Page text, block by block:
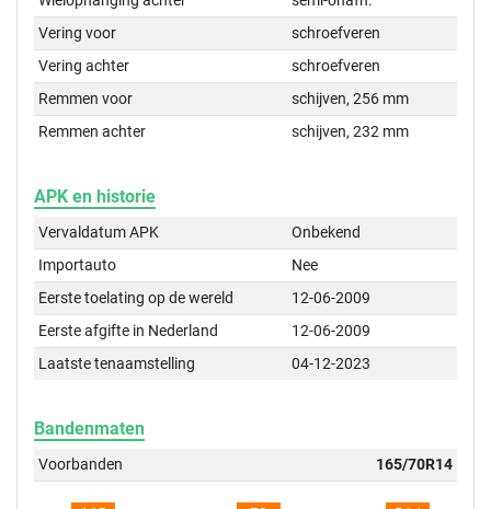
Vering voor
schroefveren
Vering achter
schroefveren
Remmen voor
schijven, 256 mm
Remmen achter
schijven, 232 mm
APK en historie
Vervaldatum APK
Onbekend
Importauto
Nee
Eerste toelating op de wereld
12-06-2009
Eerste afgifte in Nederland
12-06-2009
Laatste tenaamstelling
04-12-2023
Bandenmaten
Voorbanden 165/70R14